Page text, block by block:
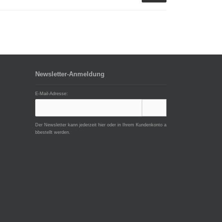
Newsletter-Anmeldung
E-Mail-Adresse:
Der Newsletter kann jederzeit hier oder in Ihrem Kundenkonto a
bbestellt werden.